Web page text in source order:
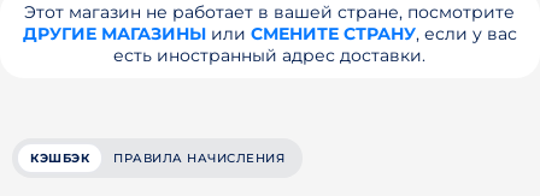
Этот магазин не работает в вашей стране, посмотрите
ДРУГИЕ МАГАЗИНЫили СМЕНИТЕ СТРАНУ, если у вас
есть иностранный адрес доставки.
КЭШБЭК ПРАВИЛА НАЧИСЛЕНИЯ